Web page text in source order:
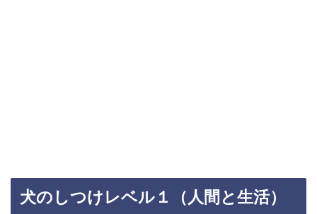
犬のしつけレベル１（人間と生活）